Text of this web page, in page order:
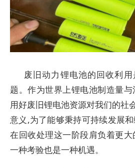
废旧动力锂电池的回收利
题。作为世界上锂电池制造量
用好废旧锂电池资源对我们的社
意义,为了能够秉持可持续发展
在回收处理这一阶段肩负着更
一种考验也是一种机遇。